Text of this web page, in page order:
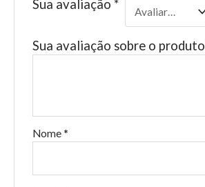
Sua avaliação *
Sua avaliação sobre o produto
Nome *